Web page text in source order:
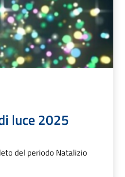
luce 2025
del periodo Natalizio